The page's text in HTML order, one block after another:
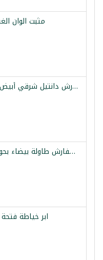
مثبت الوان الغسيل
طقم مفارش دانتيل شرقي أبيض ذهبي 5 قطع
طقم مفارش طاولة بيضاء بحواف خرز 5 قطع
ابر خياطة فتحة